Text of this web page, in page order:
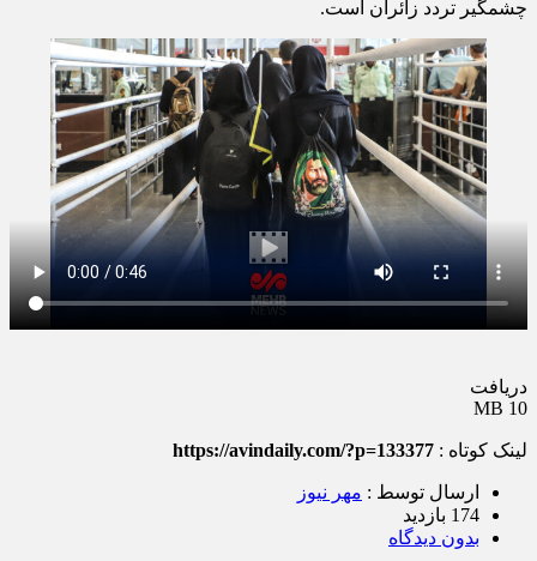
چشمگیر تردد زائران است.
دریافت
10 MB
لینک کوتاه : https://avindaily.com/?p=133377
ارسال توسط : مهر نیوز
174 بازدید
بدون دیدگاه